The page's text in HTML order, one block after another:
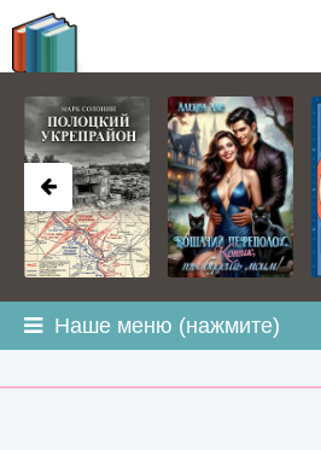
Наше меню (нажмите)
BOOKPLANETA.COM